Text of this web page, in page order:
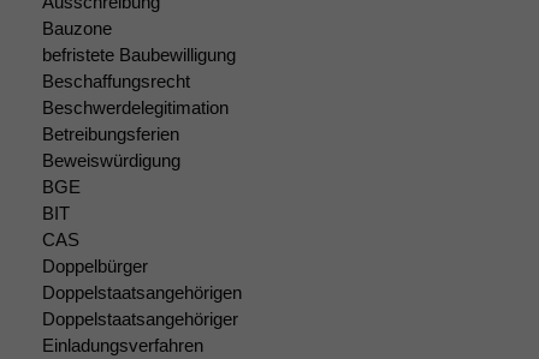
Bauzone
befristete Baubewilligung
Beschaffungsrecht
Beschwerdelegitimation
Betreibungsferien
Beweiswürdigung
BGE
BIT
CAS
Doppelbürger
Doppelstaatsangehörigen
Doppelstaatsangehöriger
Einladungsverfahren